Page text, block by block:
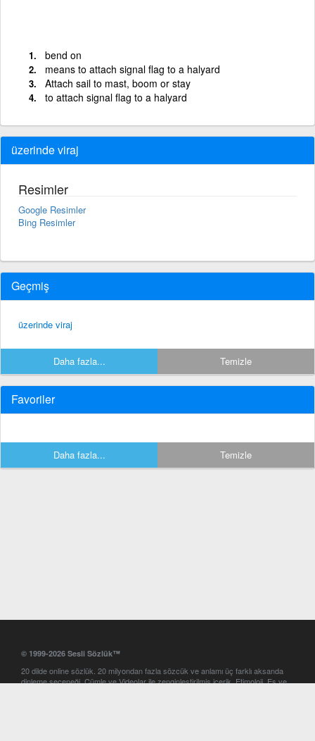
bend on
means to attach signal flag to a halyard
Attach sail to mast, boom or stay
to attach signal flag to a halyard
üzerinde viraj
Resimler
Google Resimler
Bing Resimler
Geçmiş
üzerinde viraj
Daha fazla... Temizle
Favoriler
Daha fazla... Temizle
© 1999-2026 Sesli Sözlük™
20 dilde online sözlük. 20 milyondan fazla sözcük ve anlamı üç farklı aksanda
dinleme seçeneği. Cümle ve Videolar ile zenginleştirilmiş içerik. Etimoloji, Eş ve